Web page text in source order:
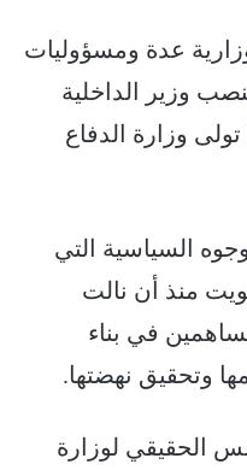
عدة ومسؤوليات
وزير الداخلية
عام 1978، كما تولى وزارة الدفاع
السياسية التي
منذ أن نالت
وأحد المساهمين في بناء
وتحقيق نهضتها.
الحقيقي لوزارة